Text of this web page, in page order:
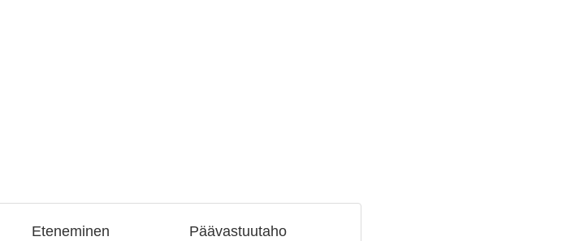
Eteneminen Päävastuutaho